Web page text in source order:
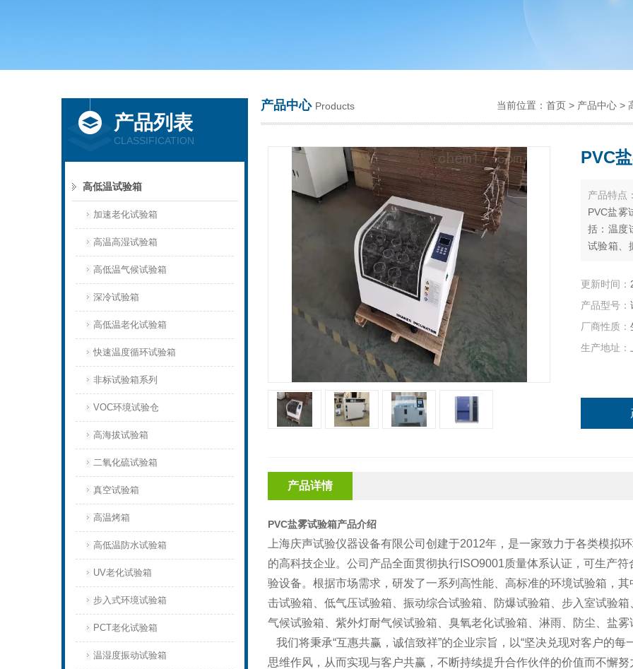
产品列表
CLASSIFICATION
高低温试验箱
加速老化试验箱
高温高湿试验箱
高低温气候试验箱
深冷试验箱
高低温老化试验箱
快速温度循环试验箱
非标试验箱系列
VOC环境试验仓
高海拔试验箱
二氧化硫试验箱
真空试验箱
高温烤箱
高低温防水试验箱
UV老化试验箱
步入式环境试验箱
PCT老化试验箱
温湿度振动试验箱
产品中心 Products 当前位置： 首页 > 产品中心 >
PVC
产品特点
PVC盐雾
括：温度
试验箱、
气候试验
更新时间：
产品型号：
厂商性质：
生产地址：
产品详情
PVC盐雾试验箱产品介绍
上海庆声试验仪器设备有限公司创建于2012年，是一家致力于各类模拟
的高科技企业。公司产品全面贯彻执行ISO9001质量体系认证，可生产
验设备。根据市场需求，研发了一系列高性能、高标准的环境试验箱，
击试验箱、低气压试验箱、振动综合试验箱、防爆试验箱、步入室试验
气候试验箱、紫外灯耐气候试验箱、臭氧老化试验箱、淋雨、防尘、盐
我们将秉承“互惠共赢，诚信致祥”的企业宗旨，以“坚决兑现对客户的
思维作风，从而实现与客户共赢，不断持续提升合作伙伴的价值而不懈努